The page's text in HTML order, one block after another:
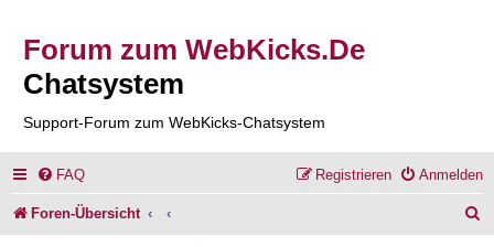
Forum zum WebKicks.De
Chatsystem
Support-Forum zum WebKicks-Chatsystem
FAQ Anmelden
Registrieren
Foren-Übersicht